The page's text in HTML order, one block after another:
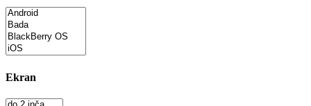
Ekran